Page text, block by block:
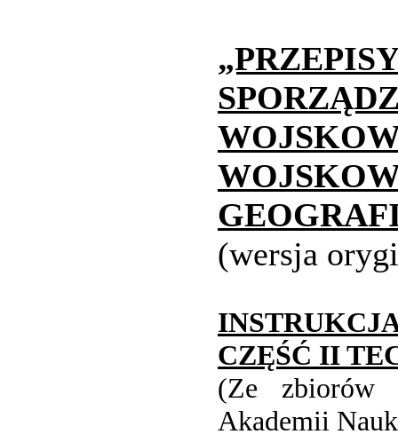
(wersja
CZĘŚĆ II
(Ze zbiorów
Akademii